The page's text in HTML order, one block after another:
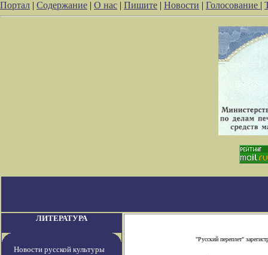
Портал | Содержание | О нас | Пишите | Новости | Голосование |
ЛИТЕРАТУРА
Новости русской культуры
"Русский переплет"